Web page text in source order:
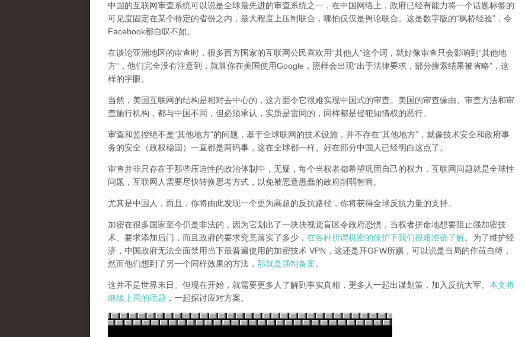
中国的互联网审查系统可以说是全球最先进的审查系统之一，在中国网络上，政府已经有能力将一个话题标签的
可见度固定在某个特定的省份之内，最大程度上压制联合 ，哪怕仅仅是舆论联合。这是数字版的“枫桥经验”，令
Facebook都自叹不如。
在谈论亚洲地区的审查时，很多西方国家的互联网公民喜欢用“其他人”这个词，就好像审查只会影响到“其他地
方”，他们完全没有注意到， 就算你在美国使用Google，照样会出现“出于法律要求，部分搜索结果被省略”，这
样的字眼。
当然，美国互联网的结构是相对去中心的，这方面令它很难实现中国式的审查。美国的审查缘由、审查方法和审
查施行机构，都与中国不同，但必须承认， 实质是雷同的，同样都是侵犯知情权的恶行。
审查和监控绝不是“其他地方”的问题，基于全球联网的技术设施，并不存在“其他地方”，就像技术安全和政府事
务的安全（政权稳固）一直都是两码事，这在全球都一样。好在部分中国人已经明白这点了。
审查并非只存在于那些压迫性的政治体制中，无疑，每个当权者都希望巩固自己的权力，互联网问题就是全球性
问题，互联网人需要尽快转换思考方式，以免被恶意愚蠢的政府削弱智商。
尤其是中国人，而且，你将由此发现一个更为高超的反抗路径，你将获得全球反抗力量的支持。
加密在很多国家至今仍是非法的，因为它划出了一块块视觉盲区令政府恐惧，当权者拼命地想要阻止强加密技
术、要求添加后门，而且政府的要求究竟落实了多少， 在各种所谓机密的保护下我们很难准确了解。为了维护经
济，中国政府无法全面禁用当下最普遍使用的加密技术 VPN，这还是拜GFW所赐，可以说是当局的作茧自缚，
然而他们想到了另一个同样效果的方法， 那就是强制备案。
这并不是世界末日。但现在开始，就需要更多人了解到事实真相，更多人一起出谋划策，加入反抗大军。 本文将
继续上周的话题 ，一起探讨应对方案。